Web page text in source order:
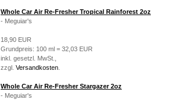
Whole Car Air Re-Fresher Tropical Rainforest 2oz
- Meguiar's
18,90 EUR
Grundpreis: 100 ml = 32,03 EUR
inkl. gesetzl. MwSt.,
zzgl. Versandkosten
Whole Car Air Re-Fresher Stargazer 2oz
- Meguiar's